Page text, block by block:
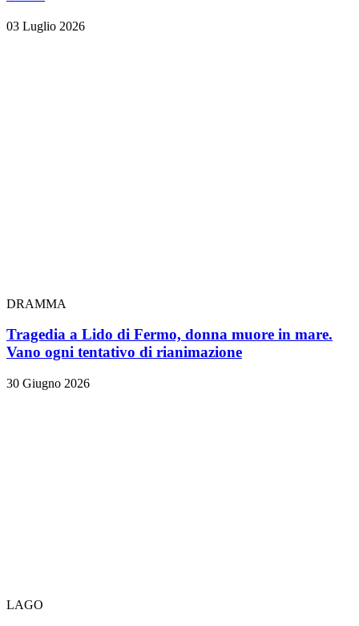
03 Luglio 2026
DRAMMA
Tragedia a Lido di Fermo, donna muore in mare.
Vano ogni tentativo di rianimazione
30 Giugno 2026
LAGO